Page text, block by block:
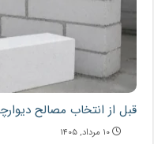
قبل از انتخاب مصالح
۱۰ مرداد, ۱۴۰۵